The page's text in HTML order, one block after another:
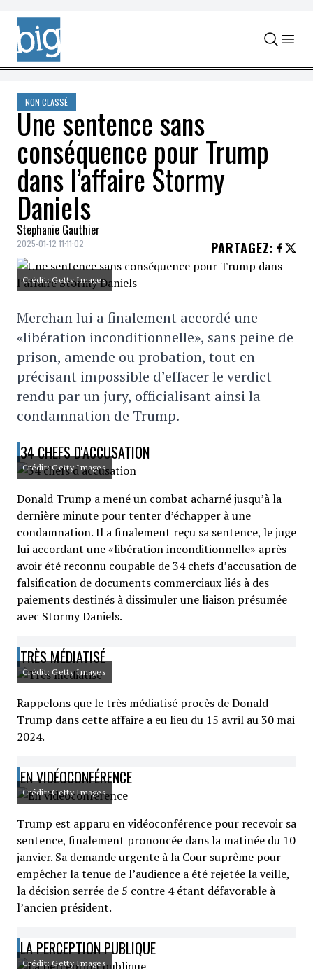
Skip to content
NON CLASSÉ
Une sentence sans
conséquence pour Trump
dans l’affaire Stormy
Daniels
Stephanie Gauthier
2025-01-12 11:11:02 PARTAGEZ:
Crédit: Getty Images
Merchan lui a finalement accordé une
«libération inconditionnelle», sans peine de
prison, amende ou probation, tout en
précisant impossible d’effacer le verdict
rendu par un jury, officialisant ainsi la
condamnation de Trump.
34 CHEFS D'ACCUSATION
Crédit: Getty Images
Donald Trump a mené un combat acharné jusqu’à la
dernière minute pour tenter d’échapper à une
condamnation. Il a finalement reçu sa sentence, le juge
lui accordant une «libération inconditionnelle» après
avoir été reconnu coupable de 34 chefs d’accusation de
falsification de documents commerciaux liés à des
paiements destinés à dissimuler une liaison présumée
avec Stormy Daniels.
TRÈS MÉDIATISÉ
Crédit: Getty Images
Rappelons que le très médiatisé procès de Donald
Trump dans cette affaire a eu lieu du 15 avril au 30 mai
2024.
EN VIDÉOCONFÉRENCE
Crédit: Getty Images
Trump est apparu en vidéoconférence pour recevoir sa
sentence, finalement prononcée dans la matinée du 10
janvier. Sa demande urgente à la Cour suprême pour
empêcher la tenue de l’audience a été rejetée la veille,
la décision serrée de 5 contre 4 étant défavorable à
l’ancien président.
LA PERCEPTION PUBLIQUE
Crédit: Getty Images